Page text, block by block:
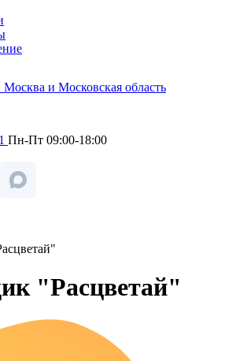
Москва и Московская область
Пн-Пт 09:00-18:00
"Расцветай"